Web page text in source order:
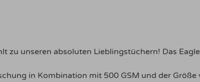
zu unseren absoluten Lieblingstüchern! Das
in Kombination mit 500 GSM und der